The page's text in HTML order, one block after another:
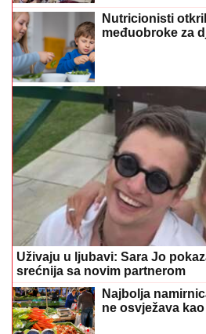
Nutricionisti
međuobroke za
Uživaju u ljubavi: Sara Jo
srećnija sa novim partnerom
Najbolja
ne osvježava